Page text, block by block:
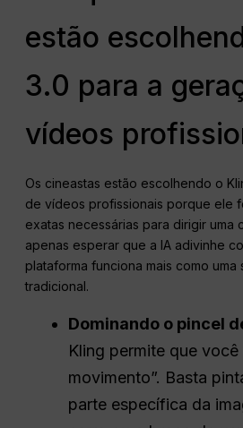
estão
3.0 para a
vídeos
Os cineastas estão escolhendo o
de vídeos profissionais porque ele
exatas necessárias para dirigir uma
apenas esperar que a IA adivinhe
plataforma funciona mais como
tradicional.
Dominando o pincel
Kling permite que
movimento”. Basta
parte específica da